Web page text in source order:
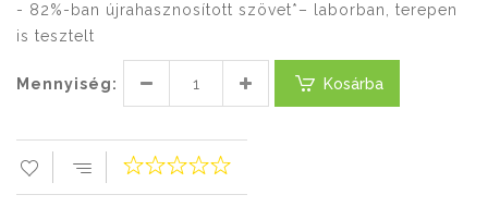
- 82%-ban újrahasznosított szövet*– laborban, terepen
is tesztelt
Mennyiség: Kosárba